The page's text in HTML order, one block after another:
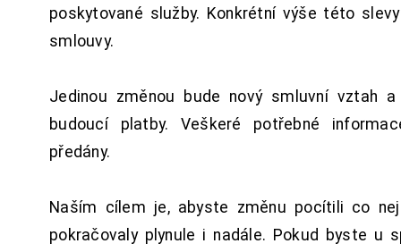
poskytované služby. Konkrétní výše této
smlouvy.
Jedinou změnou bude nový smluvní vztah
budoucí platby. Veškeré potřebné
předány.
Naším cílem je, abyste změnu pocítili co
pokračovaly plynule i nadále. Pokud byste u